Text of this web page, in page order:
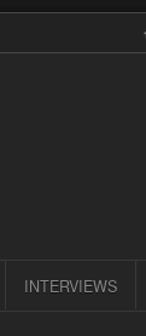
INTERVIEWS